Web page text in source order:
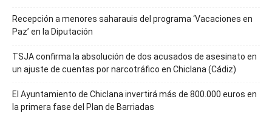
Recepción a menores saharauis del programa ‘Vacaciones en
Paz’ en la Diputación
TSJA confirma la absolución de dos acusados de asesinato en
un ajuste de cuentas por narcotráfico en Chiclana (Cádiz)
El Ayuntamiento de Chiclana invertirá más de 800.000 euros en
la primera fase del Plan de Barriadas